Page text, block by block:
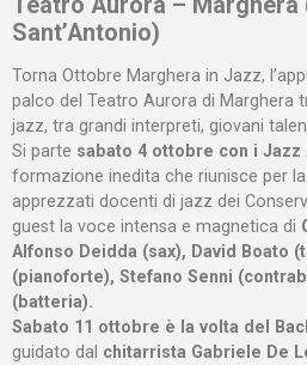
Sant’Antonio)
Torna Ottobre Marghera in Jazz,
palco del Teatro Aurora di Marghera
jazz, tra grandi interpreti, giovani
Si parte sabato 4 ottobre con i Jazz
formazione inedita che riunisce per
apprezzati docenti di jazz dei
guest la voce intensa e magnetica di
Alfonso Deidda (sax), David Boato
(pianoforte), Stefano Senni
(batteria).
Sabato 11 ottobre è la volta del
guidato dal chitarrista Gabriele De